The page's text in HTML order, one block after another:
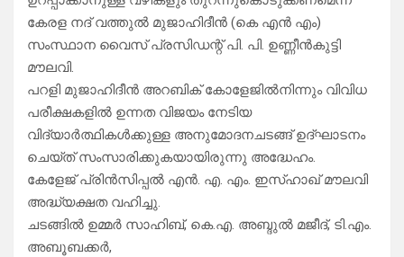
കേരള നദ് വത്തുൽ മുജാഹിദീൻ (കെ എൻ എം)
സംസ്ഥാന വൈസ്‌ പ്രസിഡന്റ് പി. പി. ഉണ്ണീൻകുട്ടി
മൗലവി.
പറളി മുജാഹിദീൻ അറബിക് കോളേജിൽനിന്നും വിവിധ
പരീക്ഷകളിൽ ഉന്നത വിജയം നേടിയ
വിദ്യാർത്ഥികൾക്കുള്ള അനുമോദനചടങ്ങ് ഉദ്ഘാടനം
ചെയ്ത് സംസാരിക്കുകയായിരുന്നു അദ്ധേഹം.
കേളേജ് പ്രിൻസിപ്പൽ എൻ. എ. എം. ഇസ്ഹാഖ് മൗലവി
അദ്ധ്യക്ഷത വഹിച്ചു.
ചടങ്ങിൽ ഉമ്മർ സാഹിബ്, കെ.എ. അബ്ദുൽ മജീദ്, ടി.എം.
അബൂബക്കർ,